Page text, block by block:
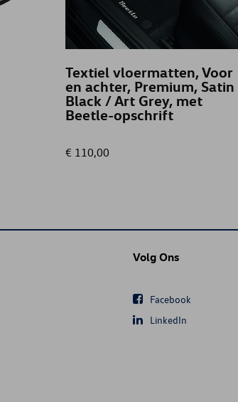
Textiel vloermatten, Voor
en achter, Premium, Satin
Black / Art Grey, met
Beetle-opschrift
€ 110,00
Volg Ons
Facebook
LinkedIn